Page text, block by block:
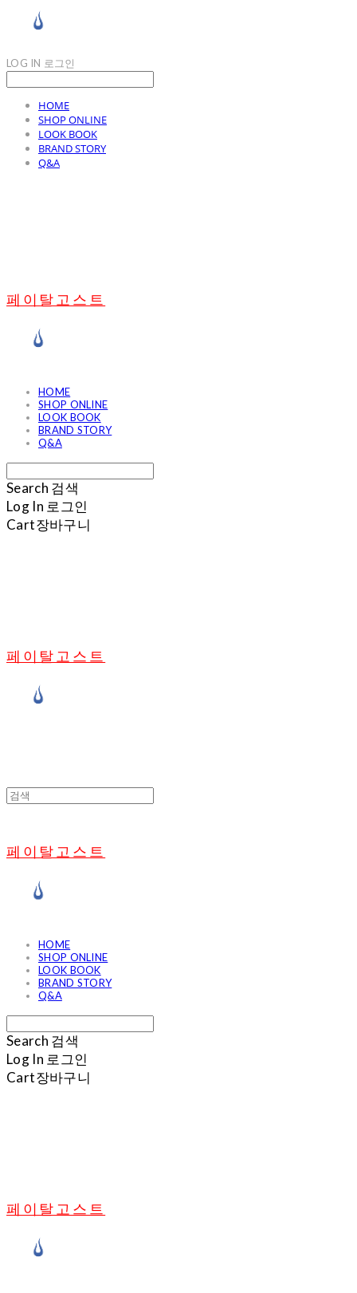
LOG IN 로그인
HOME
SHOP ONLINE
LOOK BOOK
BRAND STORY
Q&A
페이탈고스트
HOME
SHOP ONLINE
LOOK BOOK
BRAND STORY
Q&A
Search 검색
Log In 로그인
Cart장바구니
페이탈고스트
페이탈고스트
HOME
SHOP ONLINE
LOOK BOOK
BRAND STORY
Q&A
Search 검색
Log In 로그인
Cart장바구니
페이탈고스트